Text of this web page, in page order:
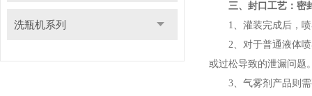
洗瓶机系列
三、封口工艺：密
1、灌装完成后，喷
2、对于普通液体喷
或过松导致的泄漏问题
3、气雾剂产品则需